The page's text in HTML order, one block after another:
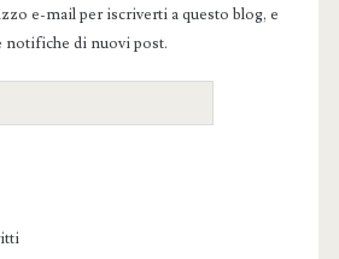
e-mail per iscriverti a questo blog, e
notifiche di nuovi post.